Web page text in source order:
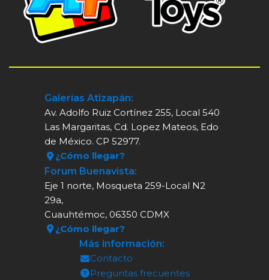
Galerías Atizapán:
Av. Adolfo Ruiz Cortínez 255, Local 540
Las Margaritas, Cd. Lopez Mateos, Edo
de México. CP 52977.
¿Cómo llegar?
Forum Buenavista:
Eje 1 norte, Mosqueta 259-Local N2
29a,
Cuauhtémoc, 06350 CDMX
¿Cómo llegar?
Más información:
Contacto
Preguntas frecuentes